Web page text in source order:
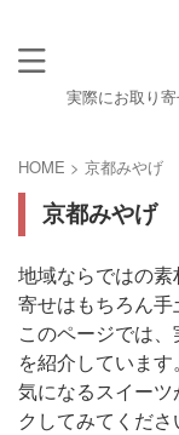
実際にお取り
HOME > 京都みやげ
京都みやげ
地域ならではの
寄せはもちろん手
このページでは
を紹介しています。
気になるスイー
クしてみてくださ